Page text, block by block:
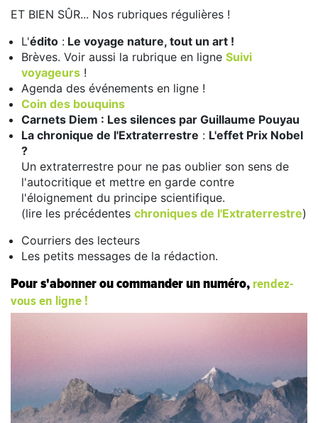
ET BIEN SÛR... Nos rubriques régulières !
L'édito : Le voyage nature, tout un art !
Brèves. Voir aussi la rubrique en ligne Suivi
voyageurs !
Agenda des événements en ligne !
Coin des bouquins
Carnets Diem : Les silences par Guillaume Pouyau
La chronique de l'Extraterrestre : L'effet Prix Nobel
?
Un extraterrestre pour ne pas oublier son sens de
l'autocritique et mettre en garde contre
l'éloignement du principe scientifique.
(lire les précédentes chroniques de l'Extraterrestre)
Courriers des lecteurs
Les petits messages de la rédaction.
Pour s'abonner ou commander un numéro, rendez-
vous en ligne !